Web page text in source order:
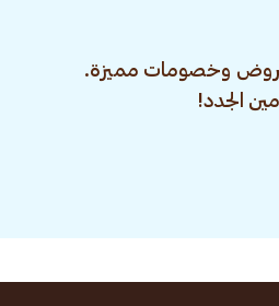
وخصومات مميزة.
الجدد!